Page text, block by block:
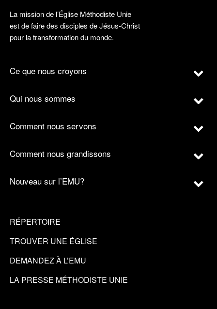
La mission de l’Église Méthodiste Unie
est de faire des disciples de Jésus-Christ
pour la transformation du monde.
Ce que nous croyons
Qui nous sommes
Comment nous servons
Comment nous grandissons
Nouveau sur l’EMU?
RÉPERTOIRE
TROUVER UNE ÉGLISE
DEMANDEZ À L’EMU
LA PRESSE MÉTHODISTE UNIE